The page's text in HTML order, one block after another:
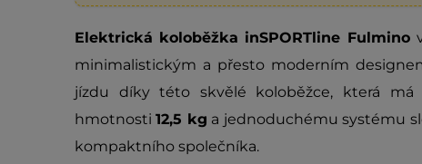
Elektrická koloběžka inSPORTline Fulmino
minimalistickým a přesto moderním
jízdu díky této skvělé koloběžce, která má
hmotnosti12,5 kg a jednoduchému systému
kompaktního společníka.